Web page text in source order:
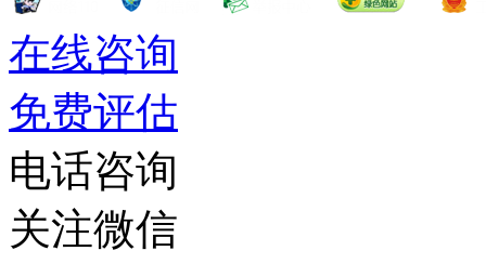
在线咨询
免费评估
电话咨询
关注微信